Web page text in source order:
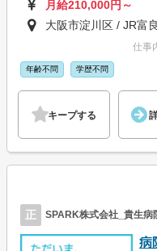
月給210,000円～
大阪市淀川区 / JR富
仕事
年齢不問 学歴不問
キープする
正 SPARK株式会社_貴生病
病